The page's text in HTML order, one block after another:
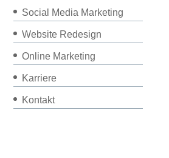
Social Media Marketing
Website Redesign
Online Marketing
Karriere
Kontakt